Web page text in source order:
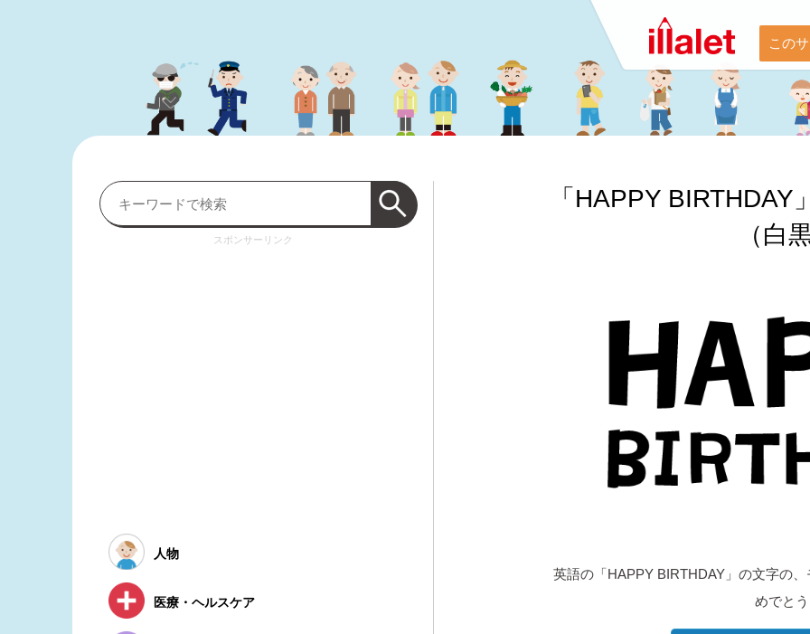
この
「HAPPY
（白
英語の「HAPPY BIRTHDAY」の文字の
めでと
スポンサーリンク
人物
医療・ヘルスケア